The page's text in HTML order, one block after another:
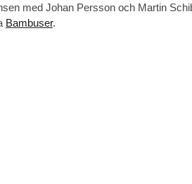
med Johan Persson och Martin
Bambuser.